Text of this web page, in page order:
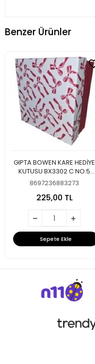
Benzer Ürünler
GIPTA BOWEN KARE HEDİYE
KUTUSU BX3302 C NO:5
210x210x105mm - TEKLİ
8697236883273
225,00 TL
Sepete Ekle